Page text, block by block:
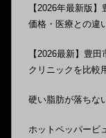
【2026年最新版
価格・医療との違
【2026最新】豊
クリニックを比較
硬い脂肪が落ちな
ホットペッパービ